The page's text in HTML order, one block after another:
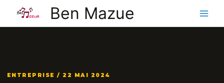
contenu
Ben Mazue
ENTREPRISE / 22 MAI 2024